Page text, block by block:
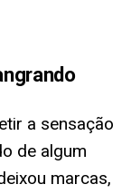
a sensação
de algum
marcas,